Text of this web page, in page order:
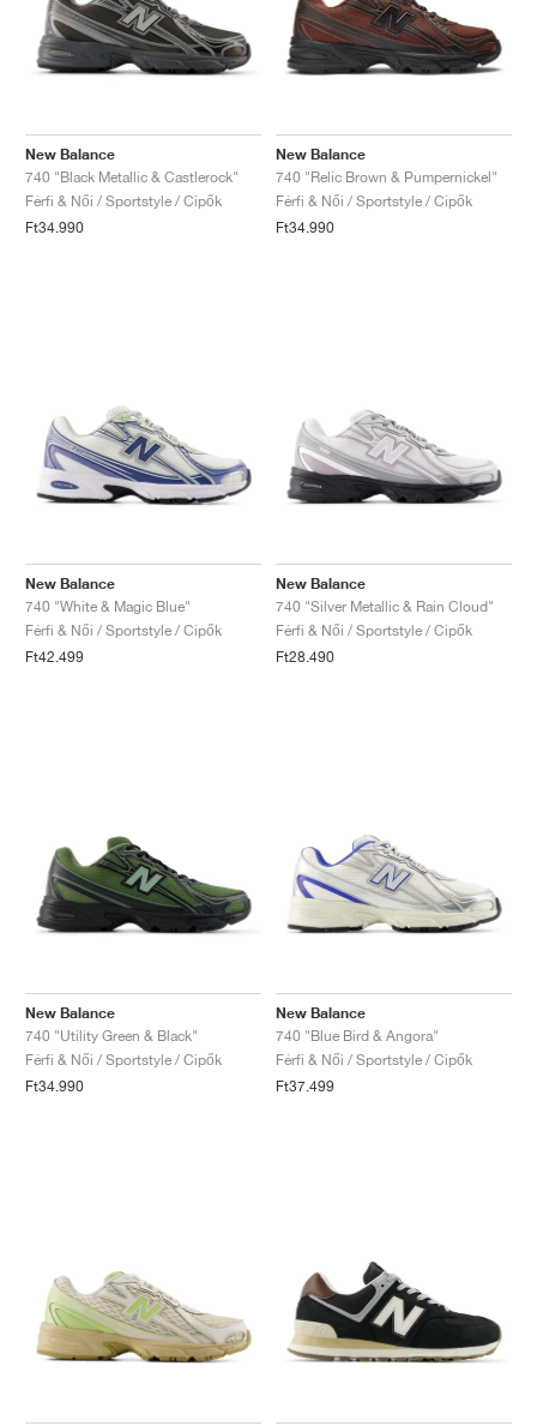
New Balance
740 "Black Metallic & Castlerock"
Férfi & Női / Sportstyle / Cipők
Ft34.990
New Balance
740 "Relic Brown & Pumpernickel"
Férfi & Női / Sportstyle / Cipők
Ft34.990
New Balance
740 "White & Magic Blue"
Férfi & Női / Sportstyle / Cipők
Ft42.499
New Balance
740 "Silver Metallic & Rain Cloud"
Férfi & Női / Sportstyle / Cipők
Ft28.490
New Balance
740 "Utility Green & Black"
Férfi & Női / Sportstyle / Cipők
Ft34.990
New Balance
740 "Blue Bird & Angora"
Férfi & Női / Sportstyle / Cipők
Ft37.499